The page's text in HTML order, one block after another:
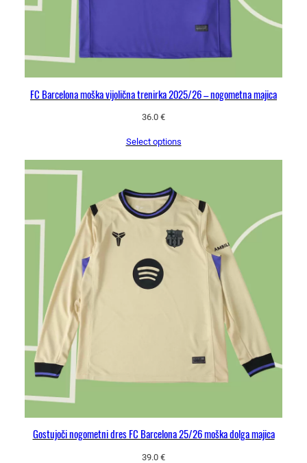
FC Barcelona moška vijolična trenirka 2025/26 – nogometna majica
36.0 €
Select options
Gostujoči nogometni dres FC Barcelona 25/26 moška dolga majica
39.0 €